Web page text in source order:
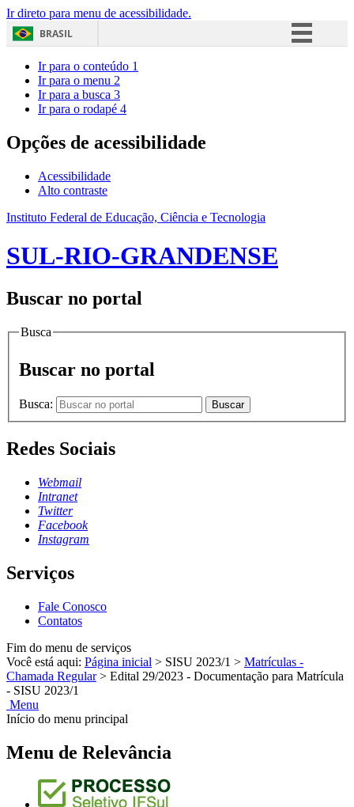
Ir direto para menu de acessibilidade.
BRASIL
Acesso à informação
Ir para o conteúdo 1
Ir para o menu 2
Ir para a busca 3
Ir para o rodapé 4
Opções de acessibilidade
Acessibilidade
Alto contraste
Instituto Federal de Educação, Ciência e Tecnologia
SUL-RIO-GRANDENSE
Buscar no portal
Busca
Buscar no portal
Busca: Buscar
Redes Sociais
Webmail
Intranet
Twitter
Facebook
Instagram
Serviços
Fale Conosco
Contatos
Fim do menu de serviços
Você está aqui: Página inicial > SISU 2023/1 > Matrículas -
Chamada Regular > Edital 29/2023 - Documentação para Matrícula
- SISU 2023/1
Menu
Início do menu principal
Menu de Relevância